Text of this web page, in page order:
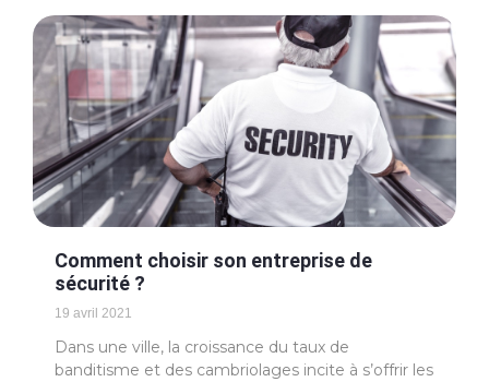
Comment choisir son entreprise de
sécurité ?
19 avril 2021
Dans une ville, la croissance du taux de
banditisme et des cambriolages incite à s’offrir les